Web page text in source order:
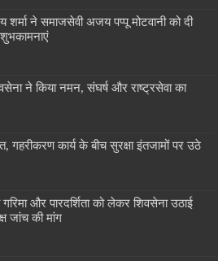
शर्मा ने समाजसेवी अजय पप्पू मोटवानी को दी
ने किया नमन, संघर्ष और राष्ट्रसेवा का
गहरीकरण कार्य के बीच सुरक्षा इंतजामों पर उठे
गरिमा और पारदर्शिता को लेकर शिवसेना उठाई
जांच की मांग